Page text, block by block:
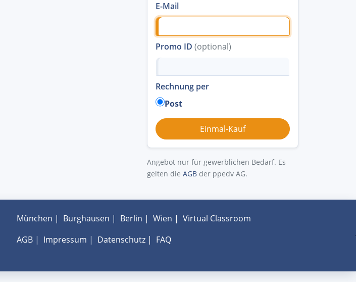
E-Mail
Promo ID (optional)
Rechnung per
Post
Angebot nur für gewerblichen Bedarf. Es
gelten die AGB der ppedv AG.
München | Burghausen | Berlin | Wien | Virtual Classroom
AGB| Impressum | Datenschutz| FAQ